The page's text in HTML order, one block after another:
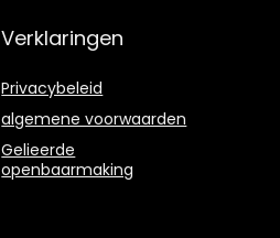
Verklaringen
Privacybeleid
algemene voorwaarden
Gelieerde
openbaarmaking